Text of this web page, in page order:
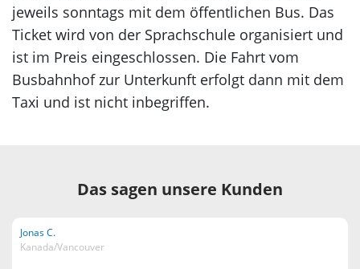
jeweils sonntags mit dem öffentlichen Bus. Das
Ticket wird von der Sprachschule organisiert und
ist im Preis eingeschlossen. Die Fahrt vom
Busbahnhof zur Unterkunft erfolgt dann mit dem
Taxi und ist nicht inbegriffen.
Das sagen unsere Kunden
Jonas C.
Kanada/Vancouver